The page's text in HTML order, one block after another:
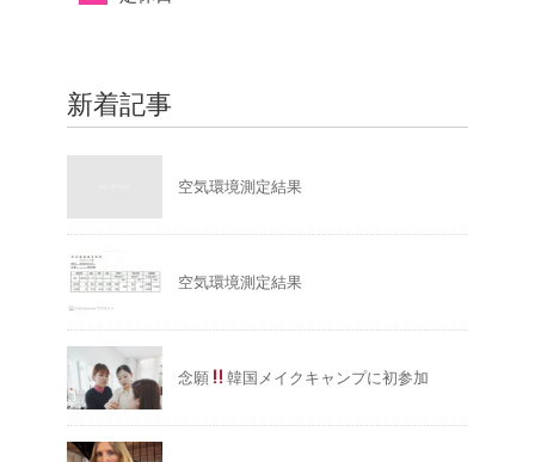
新着記事
空気環境測定結果
空気環境測定結果
念願 韓国メイクキャンプに初参加